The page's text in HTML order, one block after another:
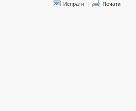
Испрати | Печати